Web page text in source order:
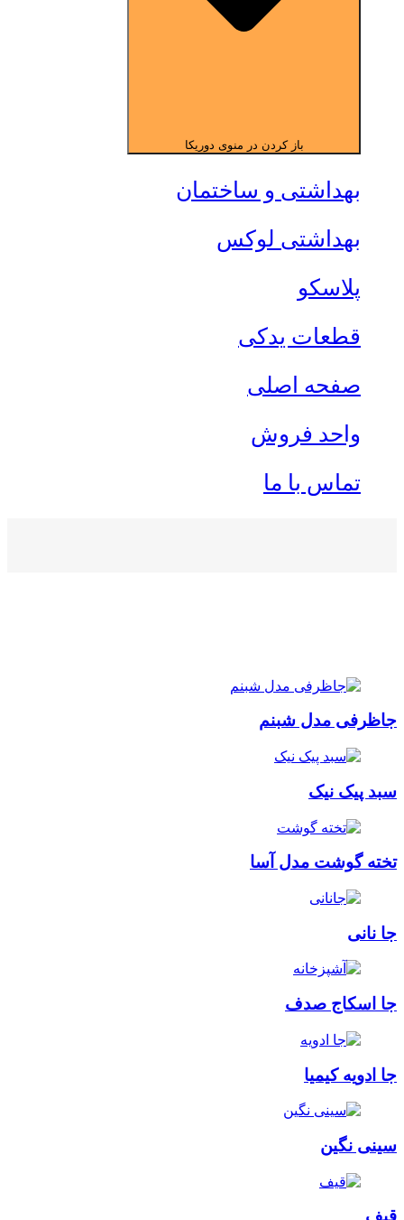
باز کردن در منوی دوریکا
بهداشتی و ساختمان
بهداشتی لوکس
پلاسکو
قطعات یدکی
صفحه اصلی
واحد فروش
تماس با ما
جاظرفی مدل شبنم
سبد پیک نیک
تخته گوشت مدل آسا
جا نانی
جا اسکاج صدف
جا ادویه کیمیا
سینی نگین